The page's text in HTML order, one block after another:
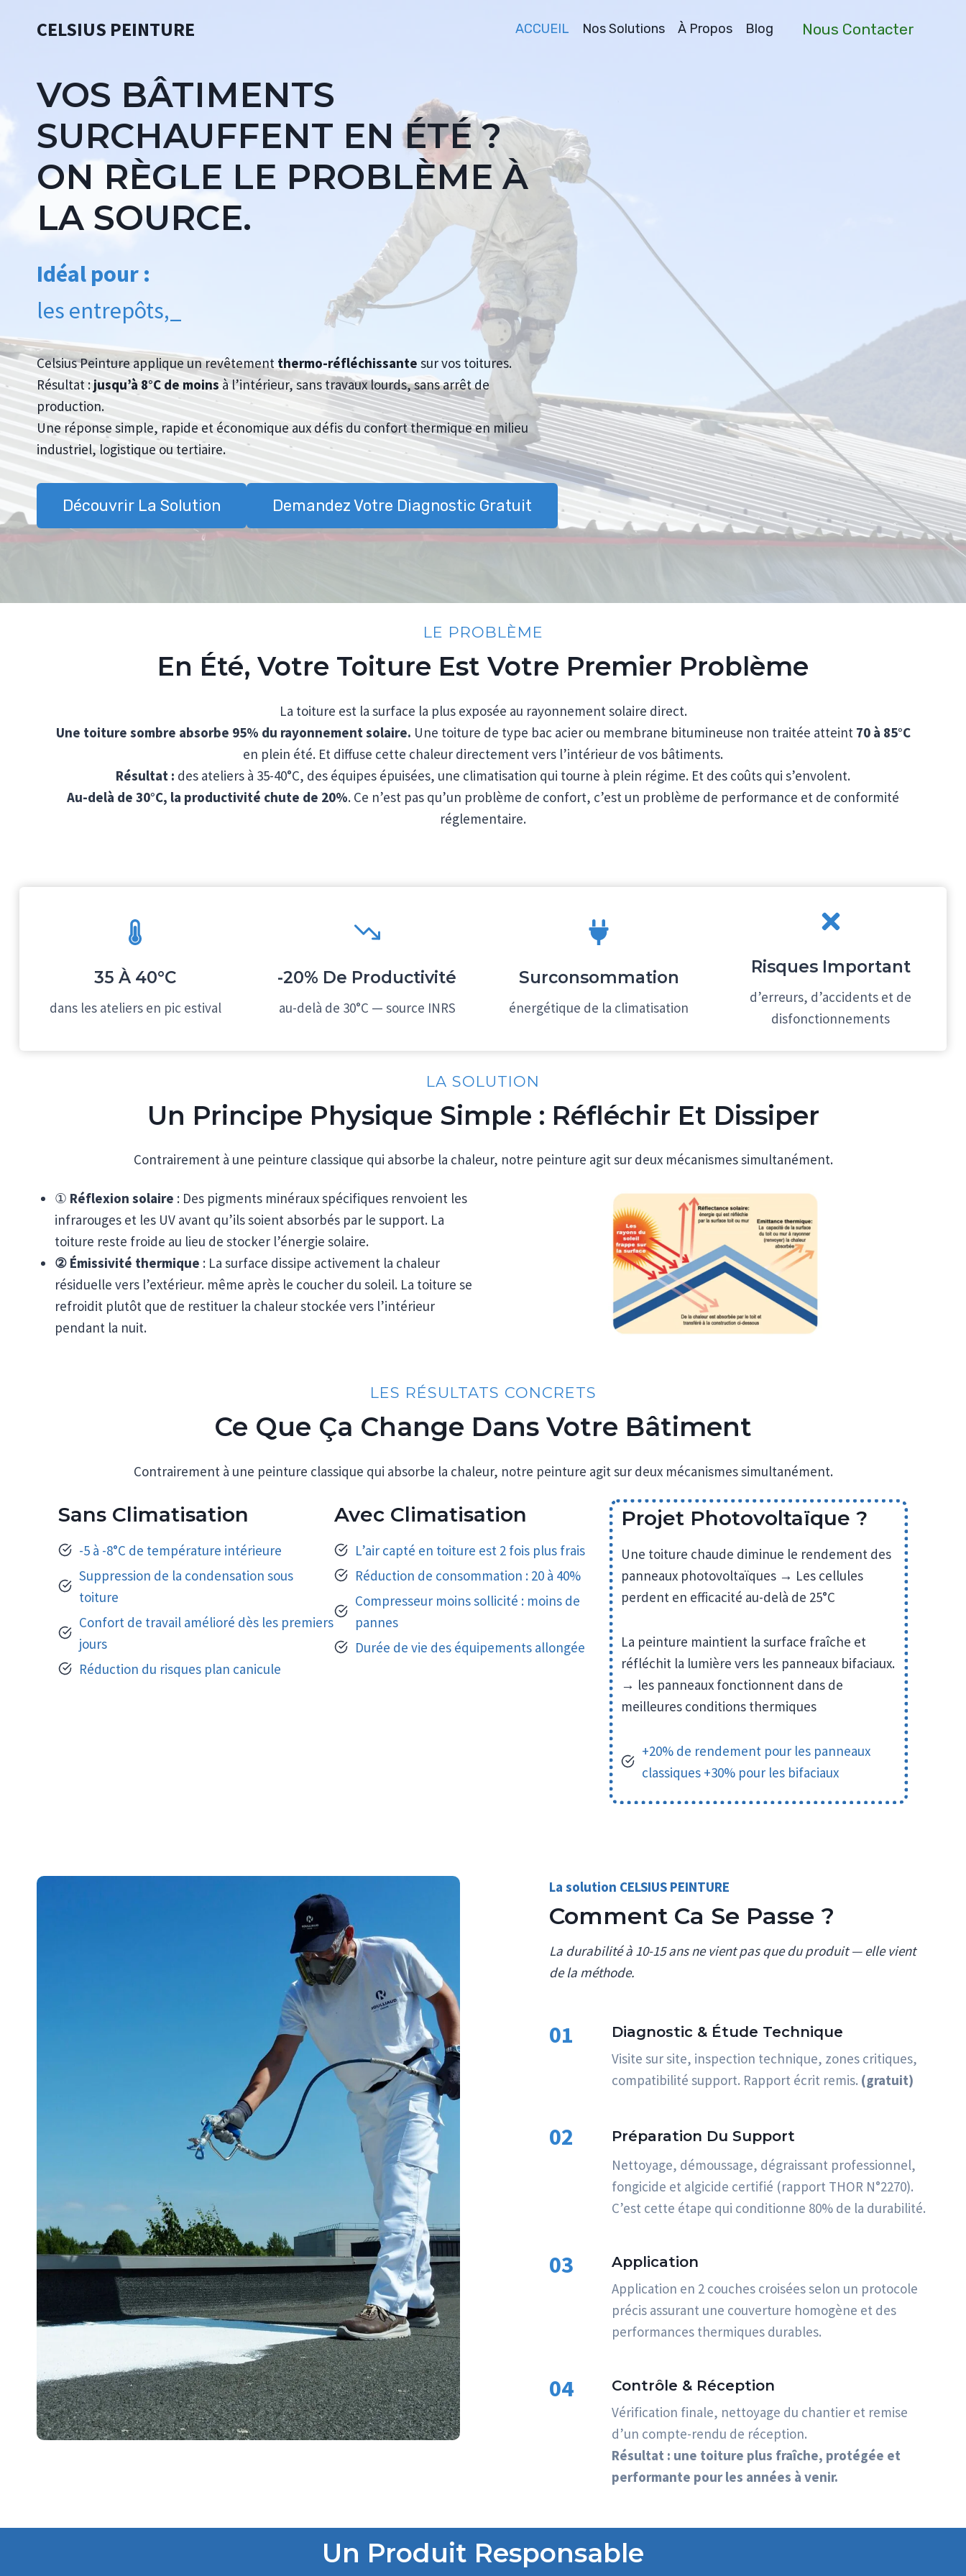
CELSIUS PEINTURE ACCUEIL Nos Solutions À Propos Blog Nous Contacter
VOS BÂTIMENTS
SURCHAUFFENT EN ÉTÉ ?
ON RÈGLE LE PROBLÈME À
LA SOURCE.
Idéal pour :
les entrepôts,
Celsius Peinture applique un revêtement thermo-réfléchissante sur vos toitures.
Résultat : jusqu’à 8°C de moinsà l’intérieur, sans travaux lourds, sans arrêt de
production.
Une réponse simple, rapide et économique aux défis du confort thermique en milieu
industriel, logistique ou tertiaire.
Découvrir La Solution Demandez Votre Diagnostic Gratuit
LE PROBLÈME
En Été, Votre Toiture Est Votre Premier Problème
La toiture est la surface la plus exposée au rayonnement solaire direct.
Une toiture sombre absorbe 95% du rayonnement solaire. Une toiture de type bac acier ou membrane bitumineuse non traitée atteint 70 à 85°C
en plein été. Et diffuse cette chaleur directement vers l’intérieur de vos bâtiments.
Résultat : des ateliers à 35-40°C, des équipes épuisées, une climatisation qui tourne à plein régime. Et des coûts qui s’envolent.
Au-delà de 30°C, la productivité chute de 20%. Ce n’est pas qu’un problème de confort, c’est un problème de performance et de conformité
réglementaire.
35 À 40°C
dans les ateliers en pic estival
-20% De Productivité
au-delà de 30°C — source INRS
Surconsommation
énergétique de la climatisation
Risques Important
d’erreurs, d’accidents et de
disfonctionnements
LA SOLUTION
Un Principe Physique Simple : Réfléchir Et Dissiper
Contrairement à une peinture classique qui absorbe la chaleur, notre peinture agit sur deux mécanismes simultanément.
① Réflexion solaire : Des pigments minéraux spécifiques renvoient les
infrarouges et les UV avant qu’ils soient absorbés par le support. La
toiture reste froide au lieu de stocker l’énergie solaire.
② Émissivité thermique : La surface dissipe activement la chaleur
résiduelle vers l’extérieur. même après le coucher du soleil. La toiture se
refroidit plutôt que de restituer la chaleur stockée vers l’intérieur
pendant la nuit.
LES RÉSULTATS CONCRETS
Ce Que Ça Change Dans Votre Bâtiment
Contrairement à une peinture classique qui absorbe la chaleur, notre peinture agit sur deux mécanismes simultanément.
Sans Climatisation
-5 à -8°C de température intérieure
Suppression de la condensation sous
toiture
Confort de travail amélioré dès les premiers
jours
Réduction du risques plan canicule
Avec Climatisation
L’air capté en toiture est 2 fois plus frais
Réduction de consommation : 20 à 40%
Compresseur moins sollicité : moins de
pannes
Durée de vie des équipements allongée
Projet Photovoltaïque ?
Une toiture chaude diminue le rendement des
panneaux photovoltaïques → Les cellules
perdent en efficacité au-delà de 25°C
La peinture maintient la surface fraîche et
réfléchit la lumière vers les panneaux bifaciaux.
→ les panneaux fonctionnent dans de
meilleures conditions thermiques
+20% de rendement pour les panneaux
classiques +30% pour les bifaciaux
La solution CELSIUS PEINTURE
Comment Ca Se Passe ?
La durabilité à 10-15 ans ne vient pas que du produit — elle vient
de la méthode.
01
Diagnostic & Étude Technique
Visite sur site, inspection technique, zones critiques,
compatibilité support. Rapport écrit remis. (gratuit)
02
Préparation Du Support
Nettoyage, démoussage, dégraissant professionnel,
fongicide et algicide certifié (rapport THOR N°2270).
C’est cette étape qui conditionne 80% de la durabilité.
03
Application
Application en 2 couches croisées selon un protocole
précis assurant une couverture homogène et des
performances thermiques durables.
04
Contrôle & Réception
Vérification finale, nettoyage du chantier et remise
d’un compte-rendu de réception.
Résultat : une toiture plus fraîche, protégée et
performante pour les années à venir.
Un Produit Responsable